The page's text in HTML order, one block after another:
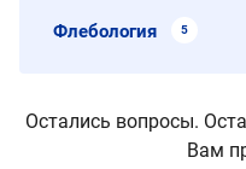
Флебология 5
Остались вопросы.
Вам